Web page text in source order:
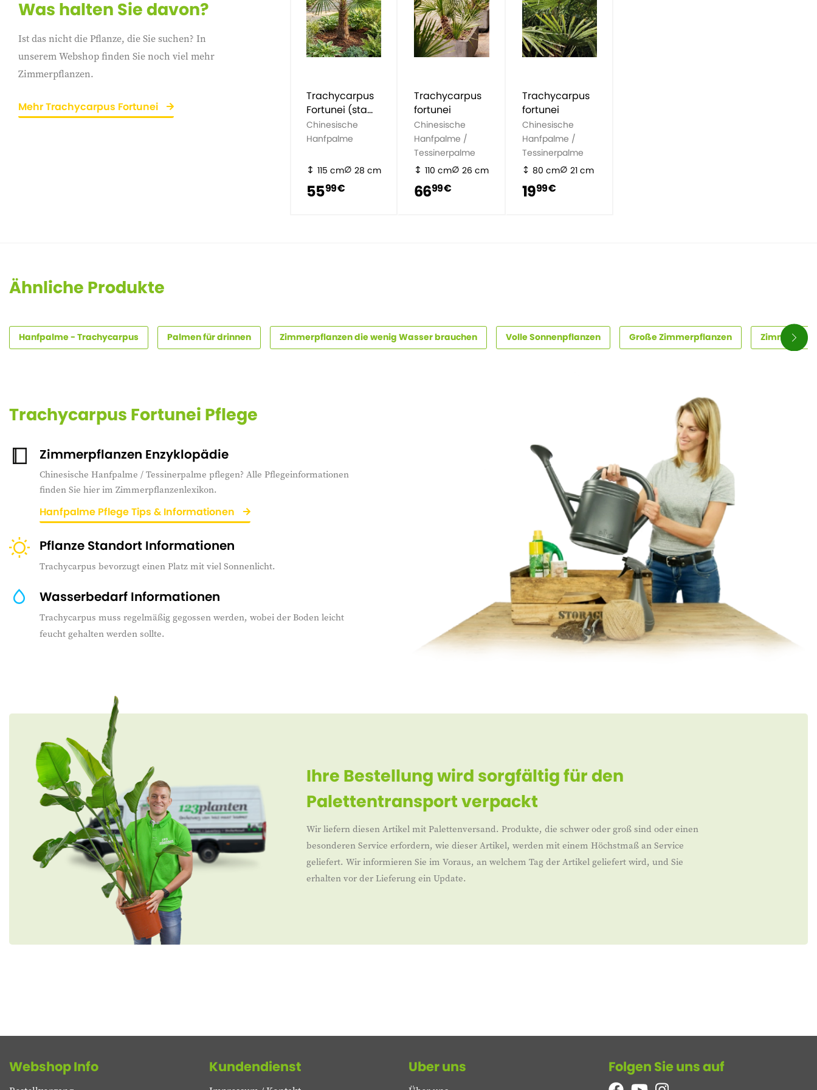
Was halten Sie davon?
Ist das nicht die Pflanze, die Sie suchen? In
unserem Webshop finden Sie noch viel mehr
Zimmerpflanzen.
Mehr Trachycarpus Fortunei
Trachycarpus
Fortunei (stam
15-20)
Chinesische
Hanfpalme
115 cm 28 cm
5599 €
Trachycarpus
fortunei
Chinesische
Hanfpalme /
Tessinerpalme
110 cm
26 cm
6699 €
Trachycarpus
fortunei
Chinesische
Hanfpalme /
Tessinerpalme
80 cm
21 cm
1999 €
Ähnliche Produkte
Hanfpalme - Trachycarpus Palmen für drinnen Zimmerpflanzen die wenig Wasser brauchen Volle Sonnenpflanzen Große Zimmerpflanzen
Trachycarpus Fortunei Pflege
Zimmerpflanzen Enzyklopädie
Chinesische Hanfpalme / Tessinerpalme pflegen? Alle Pflegeinformationen
finden Sie hier im Zimmerpflanzenlexikon.
Hanfpalme Pflege Tips & Informationen
Pflanze Standort Informationen
Trachycarpus bevorzugt einen Platz mit viel Sonnenlicht.
Wasserbedarf Informationen
Trachycarpus muss regelmäßig gegossen werden, wobei der Boden leicht
feucht gehalten werden sollte.
Ihre Bestellung wird sorgfältig für den
Palettentransport verpackt
Wir liefern diesen Artikel mit Palettenversand. Produkte, die schwer oder groß sind oder einen
besonderen Service erfordern, wie dieser Artikel, werden mit einem Höchstmaß an Service
geliefert. Wir informieren Sie im Voraus, an welchem Tag der Artikel geliefert wird, und Sie
erhalten vor der Lieferung ein Update.
Webshop Info Kundendienst Uber uns Folgen Sie uns auf